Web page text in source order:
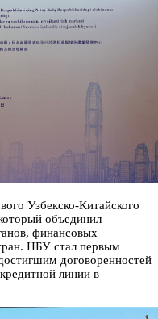
Узбекско-Китайского
объединил
финансовых
НБУ стал первым
договоренностей
линии в